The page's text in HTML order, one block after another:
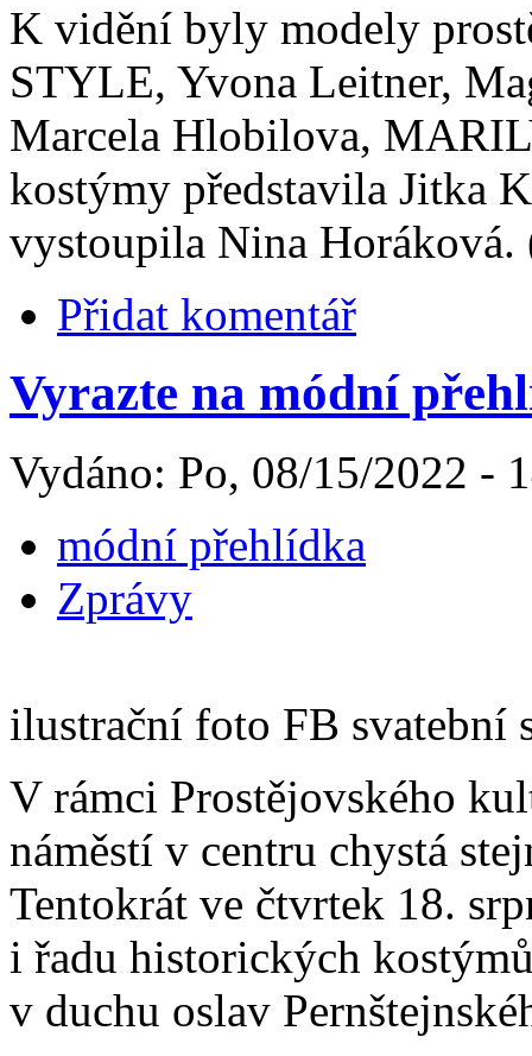
K vidění byly modely
STYLE, Yvona Leitner,
Marcela Hlobilova,
kostýmy představila Jitka
vystoupila Nina Horáková.
Přidat komentář
Vyrazte na módní
Vydáno: Po, 08/15/2022 -
módní přehlídka
Zprávy
ilustrační foto FB svatební
V rámci Prostějovského
náměstí v centru chystá
Tentokrát ve čtvrtek 18.
i řadu historických
v duchu oslav